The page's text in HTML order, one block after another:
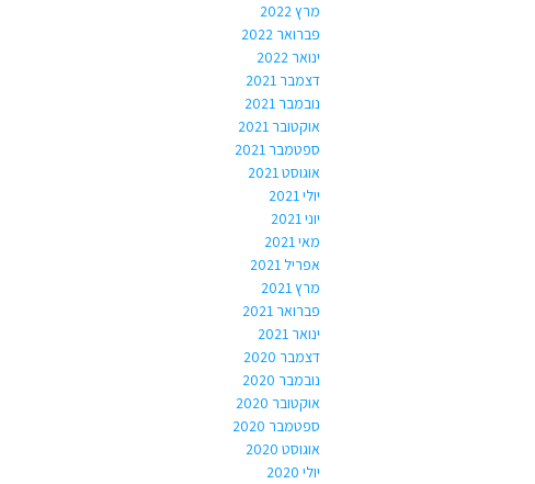
מרץ 2022
פברואר 2022
ינואר 2022
דצמבר 2021
נובמבר 2021
אוקטובר 2021
ספטמבר 2021
אוגוסט 2021
יולי 2021
יוני 2021
מאי 2021
אפריל 2021
מרץ 2021
פברואר 2021
ינואר 2021
דצמבר 2020
נובמבר 2020
אוקטובר 2020
ספטמבר 2020
אוגוסט 2020
יולי 2020